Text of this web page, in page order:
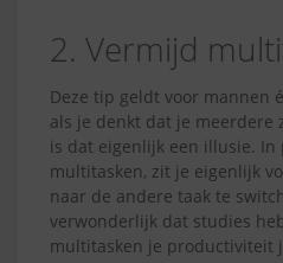
2. Vermijd
Deze tip geldt voor mannen
als je denkt dat je meerdere
is dat eigenlijk een illusie. In
multitasken, zit je eigenlijk
naar de andere taak te
verwonderlijk dat studies
multitasken je productiviteit